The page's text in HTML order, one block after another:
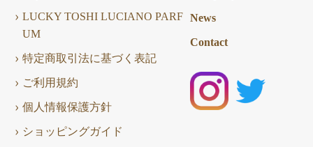
LUCKY TOSHI LUCIANO PARF
UM
特定商取引法に基づく表記
ご利用規約
個人情報保護方針
ショッピングガイド
News
Contact